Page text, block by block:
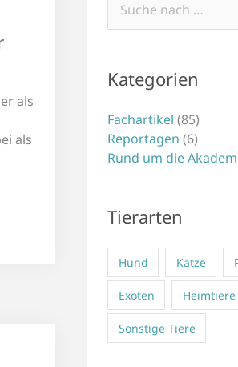
als
als
Suchen
nach:
Kategorien
Fachartikel (85)
Reportagen (6)
Rund um die
Tierarten
Hund Katze
Exoten Heimtiere
Sonstige Tiere